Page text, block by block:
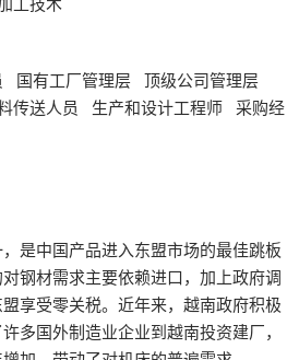
国有工厂管理层 顶级公司管理层
传送人员 生产和设计工程师 采购经
是中国产品进入东盟市场的最佳跳板
钢材需求主要依赖进口，加上政府调
享受零关税。近年来，越南政府积极
多国外制造业企业到越南投资建厂，